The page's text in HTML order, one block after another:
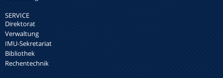
SERVICE
Direktorat
Verwaltung
IMU-Sekretariat
Bibliothek
Rechentechnik